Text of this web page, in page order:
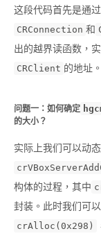
这段代码首先是通
CRConnection 和
出的越界读函数，
CRClient 的地址。
问题一：如何确定
的大小？
实际上我们可以动
构体的过程，其中
封装。此时我们可
crAlloc(0x298)